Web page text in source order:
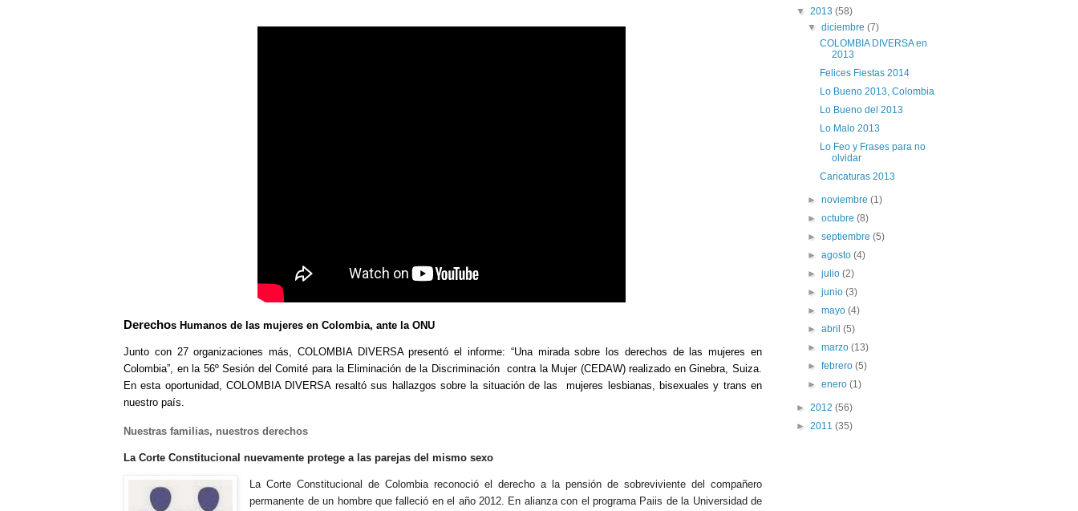
Derechos Humanos de las mujeres en Colombia, ante la ONU
Junto con 27 organizaciones más, COLOMBIA DIVERSA presentó el informe: “Una mirada sobre los derechos de las mujeres en
Colombia”, en la 56º Sesión del Comité para la Eliminación de la Discriminación contra la Mujer (CEDAW) realizado en Ginebra, Suiza.
En esta oportunidad, COLOMBIA DIVERSA resaltó sus hallazgos sobre la situación de las mujeres lesbianas, bisexuales y trans en
nuestro país.
Nuestras familias, nuestros derechos
La Corte Constitucional nuevamente protege a las parejas del mismo sexo
La Corte Constitucional de Colombia reconoció el derecho a la pensión de sobreviviente del compañero
permanente de un hombre que falleció en el año 2012. En alianza con el programa Paiis de la Universidad de
▼ 2013 (58)
▼diciembre(7)
COLOMBIA DIVERSA en
2013
Felices Fiestas 2014
Lo Bueno 2013, Colombia
Lo Bueno del 2013
Lo Malo 2013
Lo Feo y Frases para no
olvidar
Caricaturas 2013
►noviembre(1)
►octubre(8)
►septiembre(5)
►agosto(4)
►julio(2)
►junio(3)
►mayo(4)
►abril(5)
►marzo(13)
►febrero(5)
►enero(1)
► 2012 (56)
► 2011 (35)